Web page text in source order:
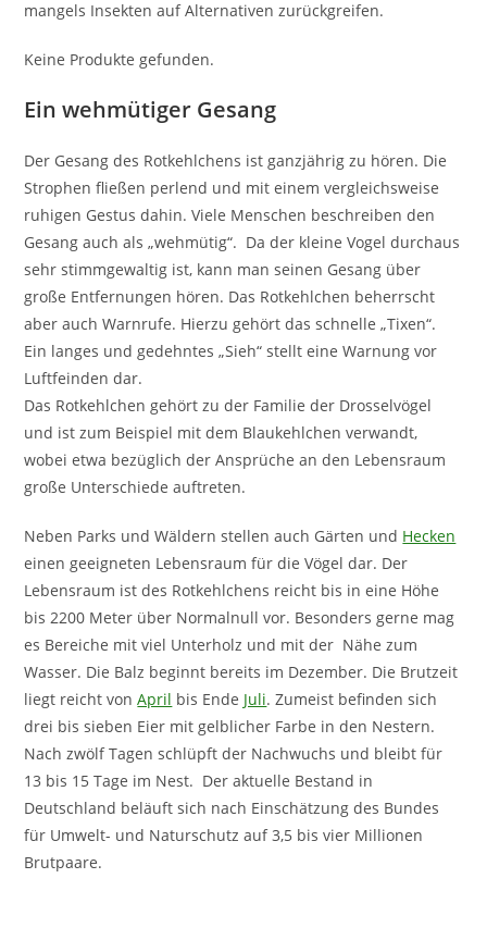
mangels Insekten auf Alternativen zurückgreifen.
Keine Produkte gefunden.
Ein wehmütiger Gesang
Der Gesang des Rotkehlchens ist ganzjährig zu hören. Die
Strophen fließen perlend und mit einem vergleichsweise
ruhigen Gestus dahin. Viele Menschen beschreiben den
Gesang auch als „wehmütig“. Da der kleine Vogel durchaus
sehr stimmgewaltig ist, kann man seinen Gesang über
große Entfernungen hören. Das Rotkehlchen beherrscht
aber auch Warnrufe. Hierzu gehört das schnelle „Tixen“.
Ein langes und gedehntes „Sieh“ stellt eine Warnung vor
Luftfeinden dar.
Das Rotkehlchen gehört zu der Familie der Drosselvögel
und ist zum Beispiel mit dem Blaukehlchen verwandt,
wobei etwa bezüglich der Ansprüche an den Lebensraum
große Unterschiede auftreten.
Neben Parks und Wäldern stellen auch Gärten und Hecken
einen geeigneten Lebensraum für die Vögel dar. Der
Lebensraum ist des Rotkehlchens reicht bis in eine Höhe
bis 2200 Meter über Normalnull vor. Besonders gerne mag
es Bereiche mit viel Unterholz und mit der Nähe zum
Wasser. Die Balz beginnt bereits im Dezember. Die Brutzeit
liegt reicht vonApril bis Ende Juli. Zumeist befinden sich
drei bis sieben Eier mit gelblicher Farbe in den Nestern.
Nach zwölf Tagen schlüpft der Nachwuchs und bleibt für
13 bis 15 Tage im Nest. Der aktuelle Bestand in
Deutschland beläuft sich nach Einschätzung des Bundes
für Umwelt- und Naturschutz auf 3,5 bis vier Millionen
Brutpaare.